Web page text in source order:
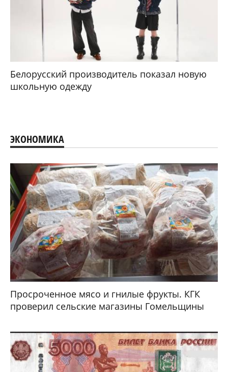
Белорусский производитель показал новую
школьную одежду
ЭКОНОМИКА
Просроченное мясо и гнилые фрукты. КГК
проверил сельские магазины Гомельщины